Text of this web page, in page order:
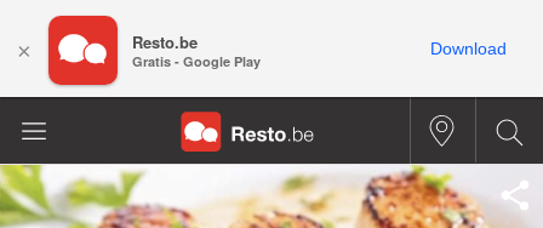
× Resto.be
Gratis - Google Play
Download